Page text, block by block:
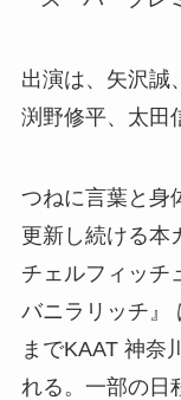
出演は、矢沢誠
渕野修平、太田
つねに言葉と身
更新し続ける本
チェルフィッチ
バニラリッチ』
までKAAT 神
れる。一部の日